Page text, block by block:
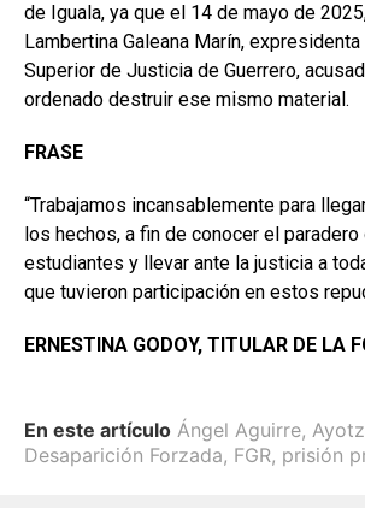
de Iguala, ya que el 14 de mayo de
Lambertina Galeana Marín, expresidenta
Superior de Justicia de Guerrero,
ordenado destruir ese mismo material.
FRASE
“Trabajamos incansablemente para
los hechos, a fin de conocer el
estudiantes y llevar ante la justicia a
que tuvieron participación en estos
ERNESTINA GODOY, TITULAR DE LA
En este artículo Ángel Aguirre,
Desaparición Forzada, FGR, prisión